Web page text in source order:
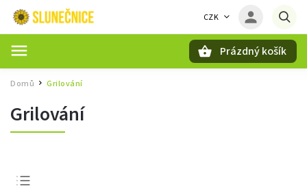
CZK
Prázdný košík
Domů / Grilování
Grilování